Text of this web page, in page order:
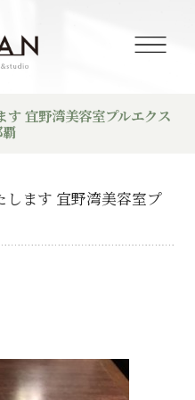
す 宜野湾美容室プルエクス
ます 宜野湾美容室プ